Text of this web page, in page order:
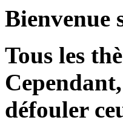
Bienvenue
Tous les
défouler